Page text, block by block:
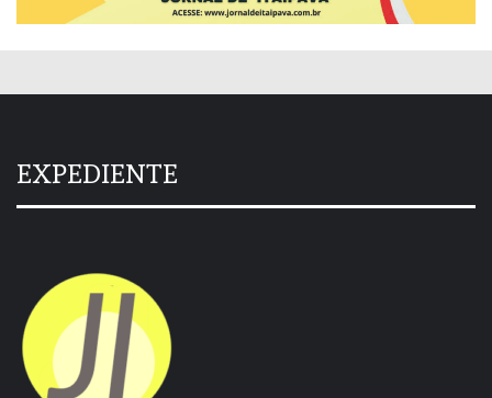
EXPEDIENTE